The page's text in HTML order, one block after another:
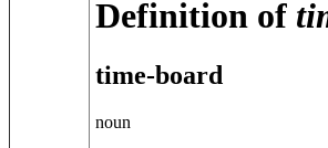
Definition of
time-board
noun